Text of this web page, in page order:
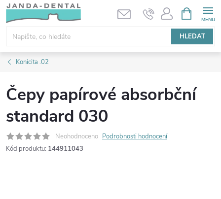
Přejít
obsah
HLEDAT
NÁKUPNÍ
KOŠÍK
Konicita .02
Čepy papírové absorbční
standard 030
Neohodnoceno Podrobnosti hodnocení
Kód produktu: 144911043